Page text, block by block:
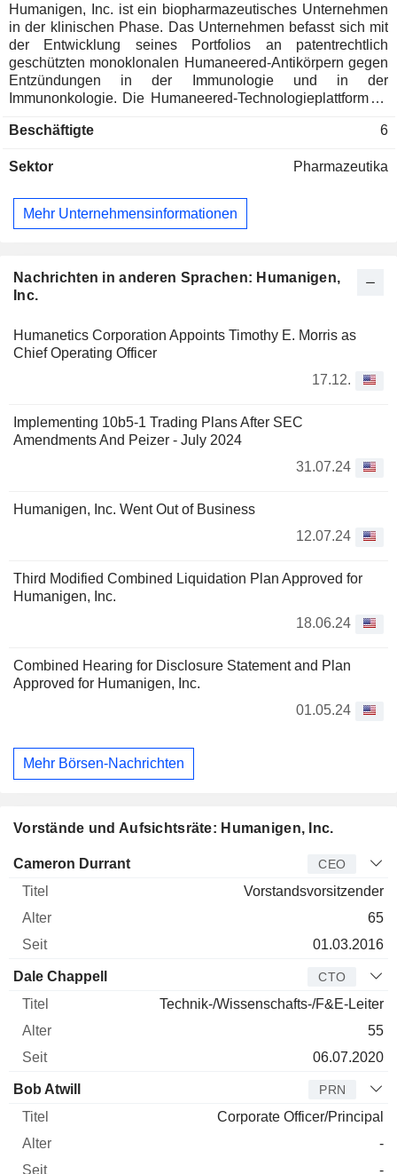
Nachrichten in anderen Sprachen: Humanigen,
Inc.
Humanetics Corporation Appoints Timothy E. Morris as
Chief Operating Officer
17.12.
Implementing 10b5-1 Trading Plans After SEC
Amendments And Peizer - July 2024
31.07.24
Humanigen, Inc. Went Out of Business
12.07.24
Third Modified Combined Liquidation Plan Approved for
Humanigen, Inc.
18.06.24
Combined Hearing for Disclosure Statement and Plan
Approved for Humanigen, Inc.
01.05.24
Mehr Börsen-Nachrichten
Vorstände und Aufsichtsräte: Humanigen, Inc.
Manager Titel Alter
Cameron Durrant CEO
Vorstandsvorsitzender
65
01.03.2016
Dale Chappell CTO
Technik-/Wissenschafts-/F&E-Leiter
55
06.07.2020
Bob Atwill PRN
Corporate Officer/Principal
-
-
Humanigen, Inc. ist ein biopharmazeutisches Unternehmen
in der klinischen Phase. Das Unternehmen befasst sich mit
der Entwicklung seines Portfolios an patentrechtlich
geschützten monoklonalen Humaneered-Antikörpern gegen
Entzündungen in der Immunologie und in der
Immunonkologie. Die Humaneered-Technologieplattform ist
der Regel von Mäusen) in modifizierte humane Antikörper
insbesondere bei akuten und chronischen Erkrankungen.
Produktkandidat Ifabotuzumab (iFab) sind Humaneered
monoklonale Antikörper. Lenzilumab wird als
als prophylaktischer Begleiter für bestimmte Programme der
chimären Antigenrezeptor-Therapie (CAR-T) eingesetzt.
Forschungsantikörper entwickelt oder einlizenziert, in der
Regel von akademischen Einrichtungen, und dann seine
Humaneered-Technologie eingesetzt, um sie zu optimieren.
Beschäftigte 6
Sektor Pharmazeutika
Mehr Unternehmensinformationen